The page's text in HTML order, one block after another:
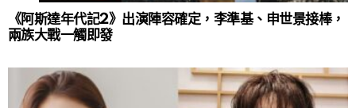
《阿斯達年代記2》出演陣容確定，李準基、申世景接棒，
兩族大戰一觸即發